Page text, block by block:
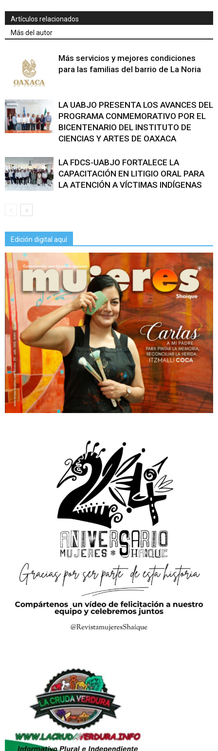
Artículos relacionados
Más del autor
Más servicios y mejores condiciones
para las familias del barrio de La Noria
LA UABJO PRESENTA LOS AVANCES DEL
PROGRAMA CONMEMORATIVO POR EL
BICENTENARIO DEL INSTITUTO DE
CIENCIAS Y ARTES DE OAXACA
LA FDCS-UABJO FORTALECE LA
CAPACITACIÓN EN LITIGIO ORAL PARA
LA ATENCIÓN A VÍCTIMAS INDÍGENAS
Edición digital aquí